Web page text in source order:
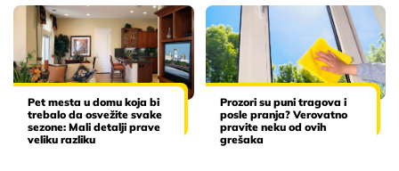
Pet mesta u domu koja bi
trebalo da osvežite svake
sezone: Mali detalji prave
veliku razliku
Prozori su puni tragova i
posle pranja? Verovatno
pravite neku od ovih
grešaka